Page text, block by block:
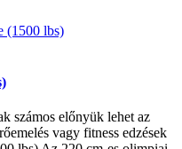
számos előnyük lehet az
vagy fitness edzések